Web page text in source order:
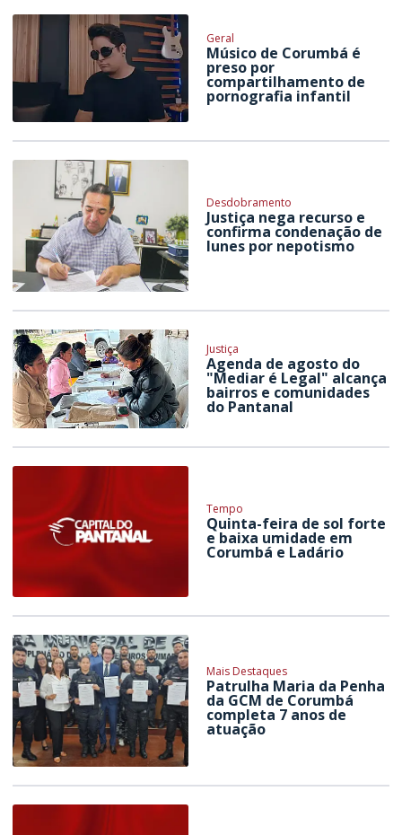
Geral
Músico de Corumbá é
preso por
compartilhamento de
pornografia infantil
Desdobramento
Justiça nega recurso e
confirma condenação de
Iunes por nepotismo
Justiça
Agenda de agosto do
"Mediar é Legal" alcança
bairros e comunidades
do Pantanal
Tempo
Quinta-feira de sol forte
e baixa umidade em
Corumbá e Ladário
Mais Destaques
Patrulha Maria da Penha
da GCM de Corumbá
completa 7 anos de
atuação